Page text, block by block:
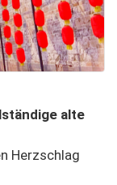
alte
Herzschlag